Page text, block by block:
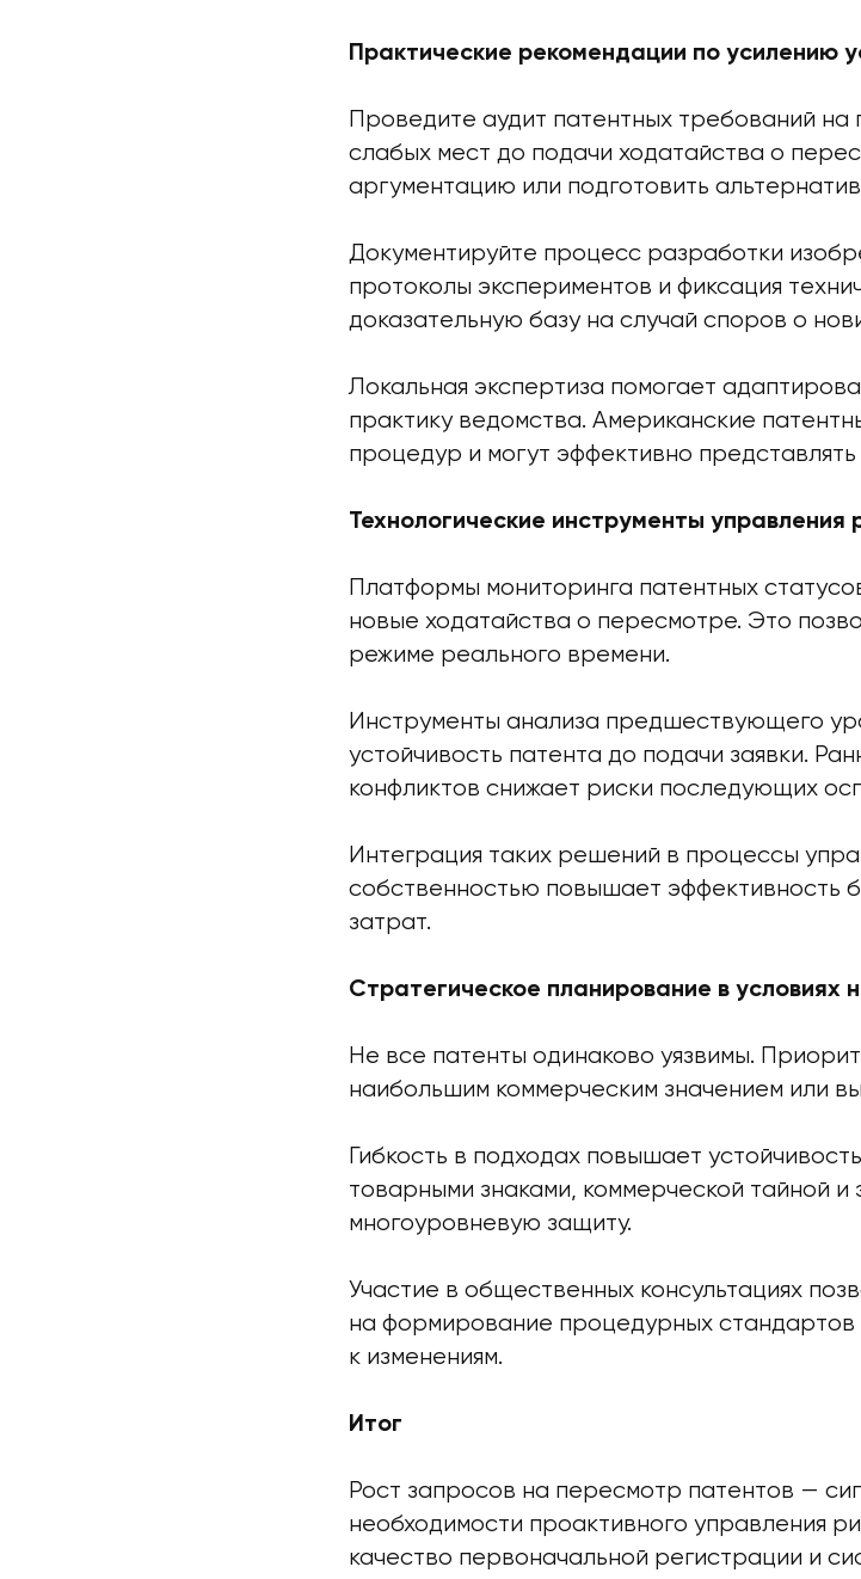
Практические рекомендации по усилению
Проведите аудит патентных требований на
слабых мест до подачи ходатайства о
аргументацию или подготовить
Документируйте процесс разработки
протоколы экспериментов и фиксация
доказательную базу на случай споров о
Локальная экспертиза помогает
практику ведомства. Американские
процедур и могут эффективно
Технологические инструменты управления
Платформы мониторинга патентных
новые ходатайства о пересмотре. Это
режиме реального времени.
Инструменты анализа предшествующего
устойчивость патента до подачи заявки.
конфликтов снижает риски последующих
Интеграция таких решений в процессы
собственностью повышает эффективность
затрат.
Стратегическое планирование в условиях
Не все патенты одинаково уязвимы.
наибольшим коммерческим значением или
Гибкость в подходах повышает
товарными знаками, коммерческой тайной
многоуровневую защиту.
Участие в общественных консультациях
на формирование процедурных
к изменениям.
Итог
Рост запросов на пересмотр патентов —
необходимости проактивного управления
качество первоначальной регистрации и